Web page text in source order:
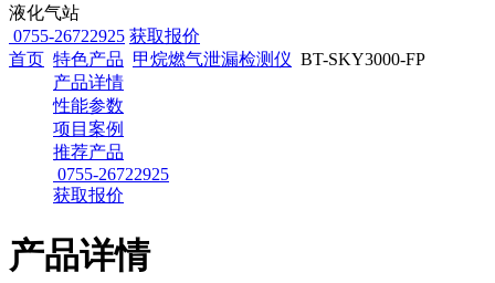
液化气站
0755-26722925 获取报价
首页 特色产品 甲烷燃气泄漏检测仪 BT-SKY3000-FP
产品详情
性能参数
项目案例
推荐产品
0755-26722925
获取报价
产品详情